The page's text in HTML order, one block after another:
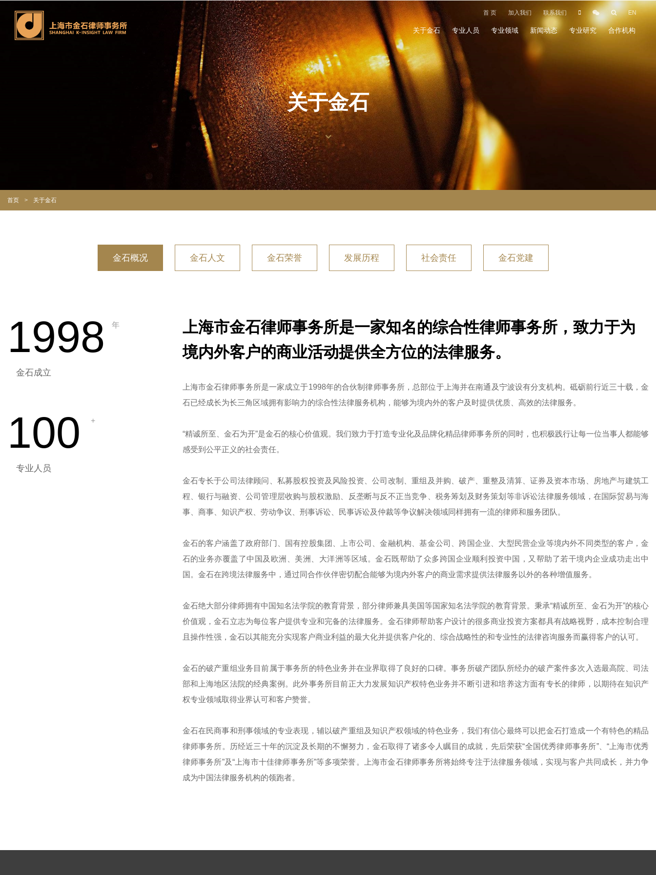
首 页 加入我们 联系我们 EN
关于金石 专业人员 专业领域 新闻动态 专业研究 合作机构
关于金石
首页 > 关于金石
金石概况 金石人文 金石荣誉 发展历程 社会责任 金石党建
1998 年
金石成立
100 +
专业人员
上海市金石律师事务所是一家知名的综合性律师事务所，致力于为
境内外客户的商业活动提供全方位的法律服务。
上海市金石律师事务所是一家成立于1998年的合伙制律师事务所，总部位于上海并在南通及宁波设有分支机构。砥砺前行近三十载，金
石已经成长为长三角区域拥有影响力的综合性法律服务机构，能够为境内外的客户及时提供优质、高效的法律服务。
“精诚所至、金石为开”是金石的核心价值观。我们致力于打造专业化及品牌化精品律师事务所的同时，也积极践行让每一位当事人都能够
感受到公平正义的社会责任。
金石专长于公司法律顾问、私募股权投资及风险投资、公司改制、重组及并购、破产、重整及清算、证券及资本市场、房地产与建筑工
程、银行与融资、公司管理层收购与股权激励、反垄断与反不正当竞争、税务筹划及财务策划等非诉讼法律服务领域，在国际贸易与海
事、商事、知识产权、劳动争议、刑事诉讼、民事诉讼及仲裁等争议解决领域同样拥有一流的律师和服务团队。
金石的客户涵盖了政府部门、国有控股集团、上市公司、金融机构、基金公司、跨国企业、大型民营企业等境内外不同类型的客户，金
石的业务亦覆盖了中国及欧洲、美洲、大洋洲等区域。金石既帮助了众多跨国企业顺利投资中国，又帮助了若干境内企业成功走出中
国。金石在跨境法律服务中，通过同合作伙伴密切配合能够为境内外客户的商业需求提供法律服务以外的各种增值服务。
金石绝大部分律师拥有中国知名法学院的教育背景，部分律师兼具美国等国家知名法学院的教育背景。秉承“精诚所至、金石为开”的核心
价值观，金石立志为每位客户提供专业和完备的法律服务。金石律师帮助客户设计的很多商业投资方案都具有战略视野，成本控制合理
且操作性强，金石以其能充分实现客户商业利益的最大化并提供客户化的、综合战略性的和专业性的法律咨询服务而赢得客户的认可。
金石的破产重组业务目前属于事务所的特色业务并在业界取得了良好的口碑。事务所破产团队所经办的破产案件多次入选最高院、司法
部和上海地区法院的经典案例。此外事务所目前正大力发展知识产权特色业务并不断引进和培养这方面有专长的律师，以期待在知识产
权专业领域取得业界认可和客户赞誉。
金石在民商事和刑事领域的专业表现，辅以破产重组及知识产权领域的特色业务，我们有信心最终可以把金石打造成一个有特色的精品
律师事务所。历经近三十年的沉淀及长期的不懈努力，金石取得了诸多令人瞩目的成就，先后荣获“全国优秀律师事务所”、“上海市优秀
律师事务所”及“上海市十佳律师事务所”等多项荣誉。上海市金石律师事务所将始终专注于法律服务领域，实现与客户共同成长，并力争
成为中国法律服务机构的领跑者。